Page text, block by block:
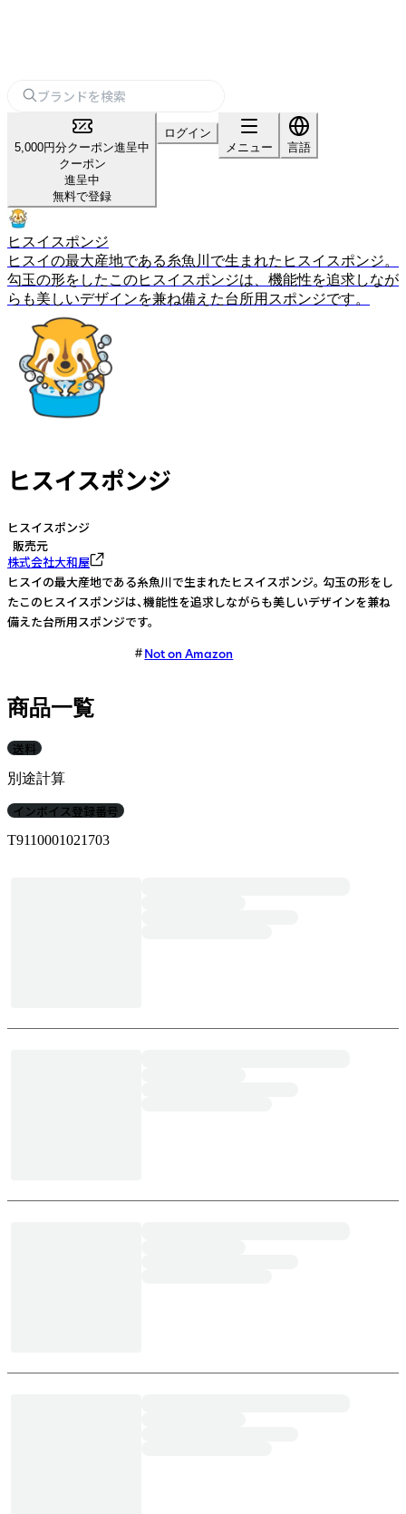
5,000円分クーポン進呈中
クーポン
進呈中
無料で登録
ログイン
メニュー
言語
ヒスイスポンジ
ヒスイの最大産地である糸魚川で生まれたヒスイスポンジ。
勾玉の形をしたこのヒスイスポンジは、機能性を追求しなが
らも美しいデザインを兼ね備えた台所用スポンジです。
ヒスイスポンジ
ヒスイスポンジ
販売元
株式会社大和屋
ヒスイの最大産地である糸魚川で生まれたヒスイスポンジ。 勾玉の形をし
たこのヒスイスポンジは、機能性を追求しながらも美しいデザインを兼ね
備えた台所用スポンジです。
Not on Amazon
商品一覧
送料
別途計算
インボイス登録番号
T9110001021703